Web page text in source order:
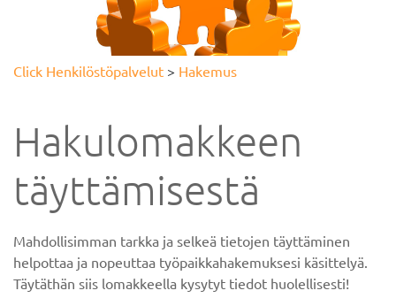
Click Henkilöstöpalvelut > Hakemus
Hakulomakkeen
täyttämisestä
Mahdollisimman tarkka ja selkeä tietojen täyttäminen
helpottaa ja nopeuttaa työpaikkahakemuksesi käsittelyä.
Täytäthän siis lomakkeella kysytyt tiedot huolellisesti!